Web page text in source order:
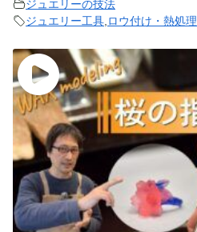
ジュエリーの技法
ジュエリー工具 ロウ付け・熱処理